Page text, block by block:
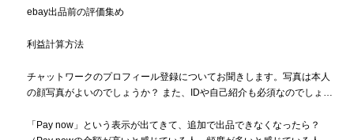
ebay出品前の評価集め
利益計算方法
チャットワークのプロフィール登録についてお聞きします。写真は本人
の顔写真がよいのでしょうか？ また、IDや自己紹介も必須なのでしょう
「Pay now」という表示が出てきて、追加で出品できなくなったら？